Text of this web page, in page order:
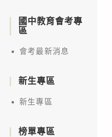
國中教育會考專
區
會考最新消息
新生專區
新生專區
榜單專區